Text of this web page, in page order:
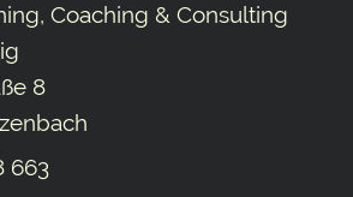
Coaching & Consulting
8
663